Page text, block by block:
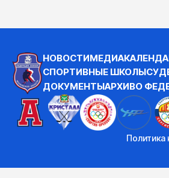
НОВОСТИМЕДИА
СПОРТИВНЫЕ ШКОЛЫ
ДОКУМЕНТЫАРХИВО
Политика